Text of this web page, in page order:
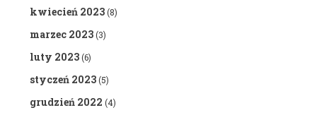
kwiecień 2023(8)
marzec 2023(3)
luty 2023(6)
styczeń 2023(5)
grudzień 2022 (4)